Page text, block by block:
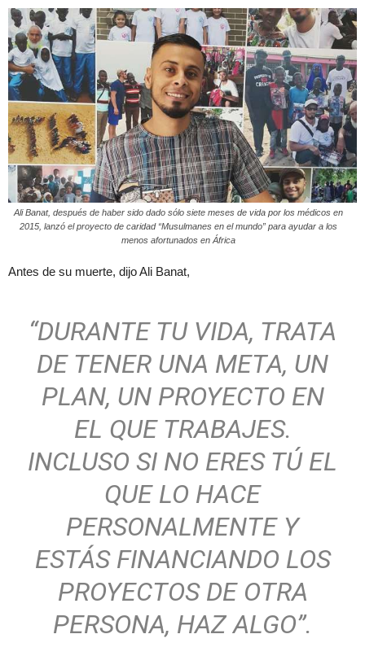
Ali Banat, después de haber sido dado sólo siete meses de vida por los médicos en
2015, lanzó el proyecto de caridad “Musulmanes en el mundo” para ayudar a los
menos afortunados en África
Antes de su muerte, dijo Ali Banat,
“DURANTE TU VIDA, TRATA
DE TENER UNA META, UN
PLAN, UN PROYECTO EN
EL QUE TRABAJES.
INCLUSO SI NO ERES TÚ EL
QUE LO HACE
PERSONALMENTE Y
ESTÁS FINANCIANDO LOS
PROYECTOS DE OTRA
PERSONA, HAZ ALGO”.